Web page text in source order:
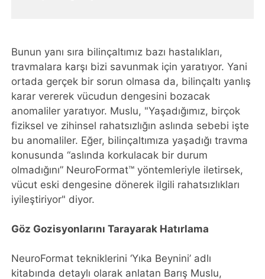
Bunun yanı sıra bilinçaltımız bazı hastalıkları,
travmalara karşı bizi savunmak için yaratıyor. Yani
ortada gerçek bir sorun olmasa da, bilinçaltı yanlış
karar vererek vücudun dengesini bozacak
anomaliler yaratıyor. Muslu, "Yaşadığımız, birçok
fiziksel ve zihinsel rahatsızlığın aslında sebebi işte
bu anomaliler. Eğer, bilinçaltımıza yaşadığı travma
konusunda “aslında korkulacak bir durum
olmadığını” NeuroFormat™ yöntemleriyle iletirsek,
vücut eski dengesine dönerek ilgili rahatsızlıkları
iyileştiriyor" diyor.
Göz Gozisyonlarını Tarayarak Hatırlama
NeuroFormat tekniklerini ‘Yıka Beynini’ adlı
kitabında detaylı olarak anlatan Barış Muslu,